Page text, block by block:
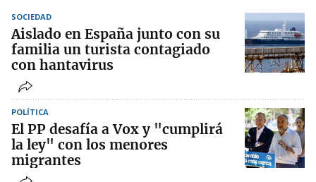
SOCIEDAD
Aislado en España junto con su
familia un turista contagiado
con hantavirus
POLÍTICA
El PP desafía a Vox y "cumplirá
la ley" con los menores
migrantes